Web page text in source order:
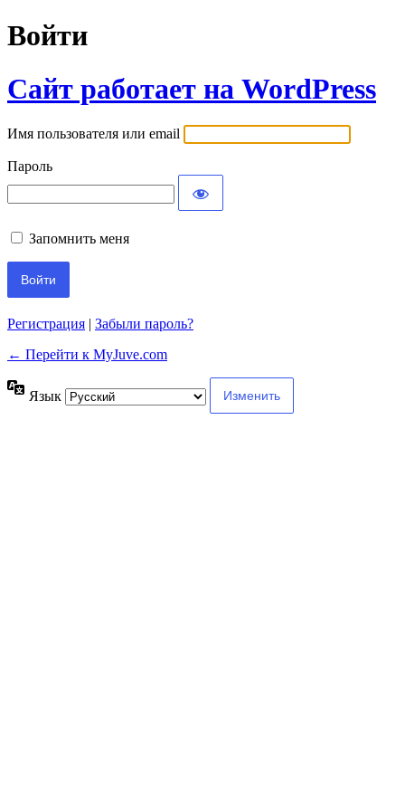
Войти
Сайт работает на WordPress
Имя пользователя или email
Пароль
Запомнить меня
Регистрация | Забыли пароль?
← Перейти к MyJuve.com
Язык